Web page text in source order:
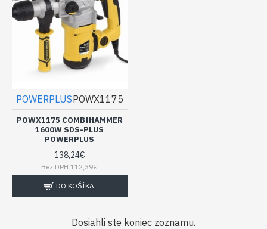
POWERPLUSPOWX1175
POWX1175 COMBIHAMMER
1600W SDS-PLUS
POWERPLUS
138,24€
Bez DPH:112,39€
DO KOŠÍKA
Dosiahli ste koniec zoznamu.